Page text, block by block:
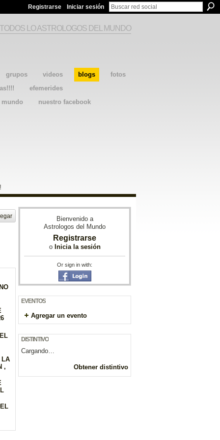
Registrarse Iniciar sesión
grupos videos blogs
fotos
efemerides
mundo
nuestro facebook
LO ASTROLOGOS DEL MUNDO
LA
,
Bienvenido a
Astrologos del Mundo
Registrarse
o Inicia la sesión
Or sign in with:
EVENTOS
Agregar un evento
DISTINTIVO
Cargando…
Obtener distintivo